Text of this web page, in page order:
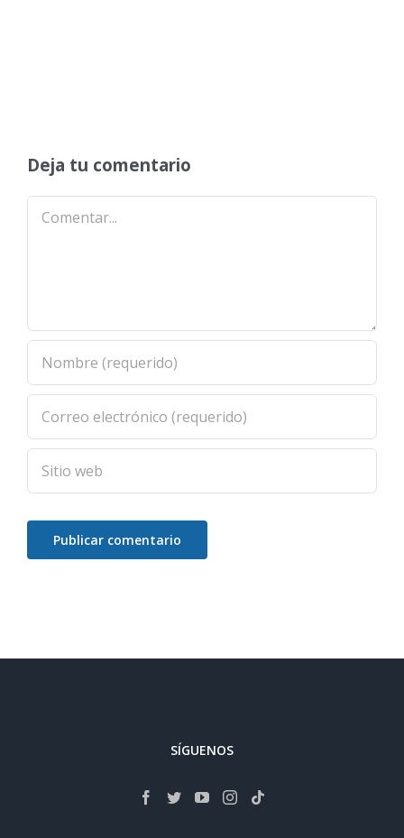
Deja tu comentario
Comentar
SÍGUENOS